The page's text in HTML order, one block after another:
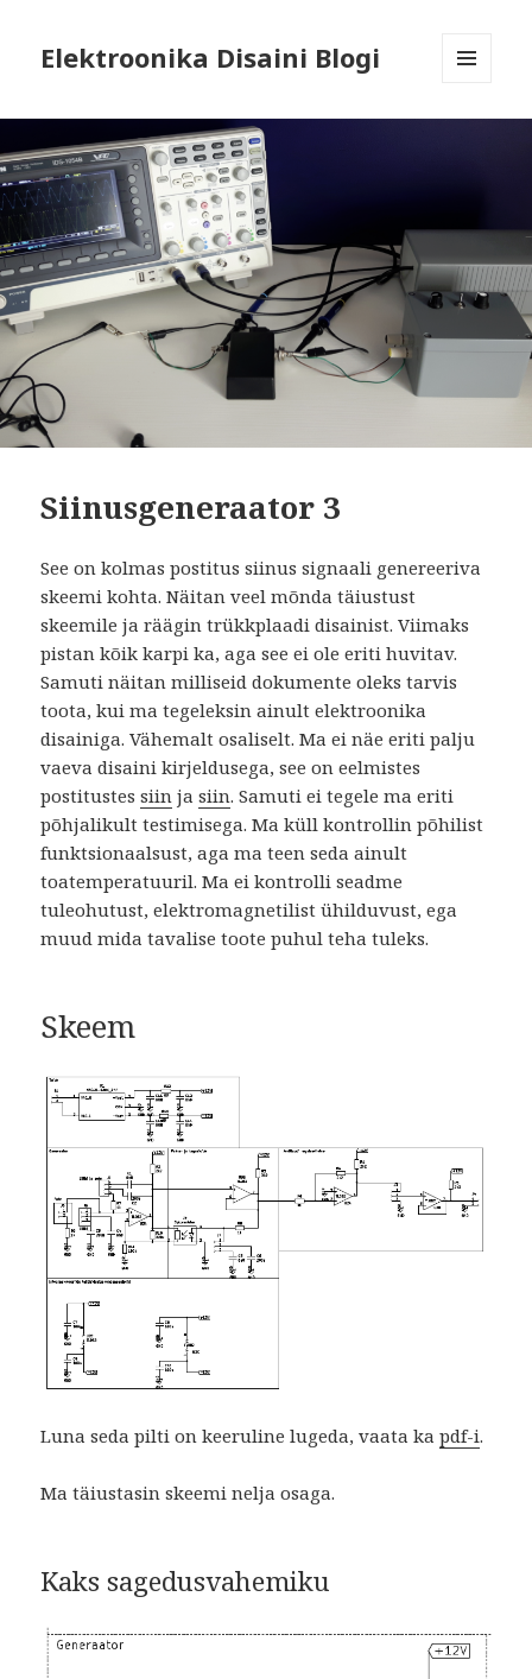
Elektroonika Disaini Blogi
Siinusgeneraator 3
See on kolmas postitus siinus signaali genereeriva
skeemi kohta. Näitan veel mõnda täiustust
skeemile ja räägin trükkplaadi disainist. Viimaks
pistan kõik karpi ka, aga see ei ole eriti huvitav.
Samuti näitan milliseid dokumente oleks tarvis
toota, kui ma tegeleksin ainult elektroonika
disainiga. Vähemalt osaliselt. Ma ei näe eriti palju
vaeva disaini kirjeldusega, see on eelmistes
postitustessiin jasiin. Samuti ei tegele ma eriti
põhjalikult testimisega. Ma küll kontrollin põhilist
funktsionaalsust, aga ma teen seda ainult
toatemperatuuril. Ma ei kontrolli seadme
tuleohutust, elektromagnetilist ühilduvust, ega
muud mida tavalise toote puhul teha tuleks.
Skeem
Luna seda pilti on keeruline lugeda, vaata kapdf-i.
Ma täiustasin skeemi nelja osaga.
Kaks sagedusvahemiku